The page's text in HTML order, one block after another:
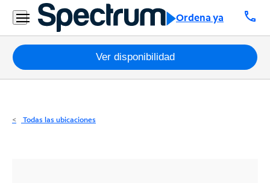
Ordena ya call
Residencial
Business
Paquetes
Internet
Ver disponibilidad
Todas las ubicaciones